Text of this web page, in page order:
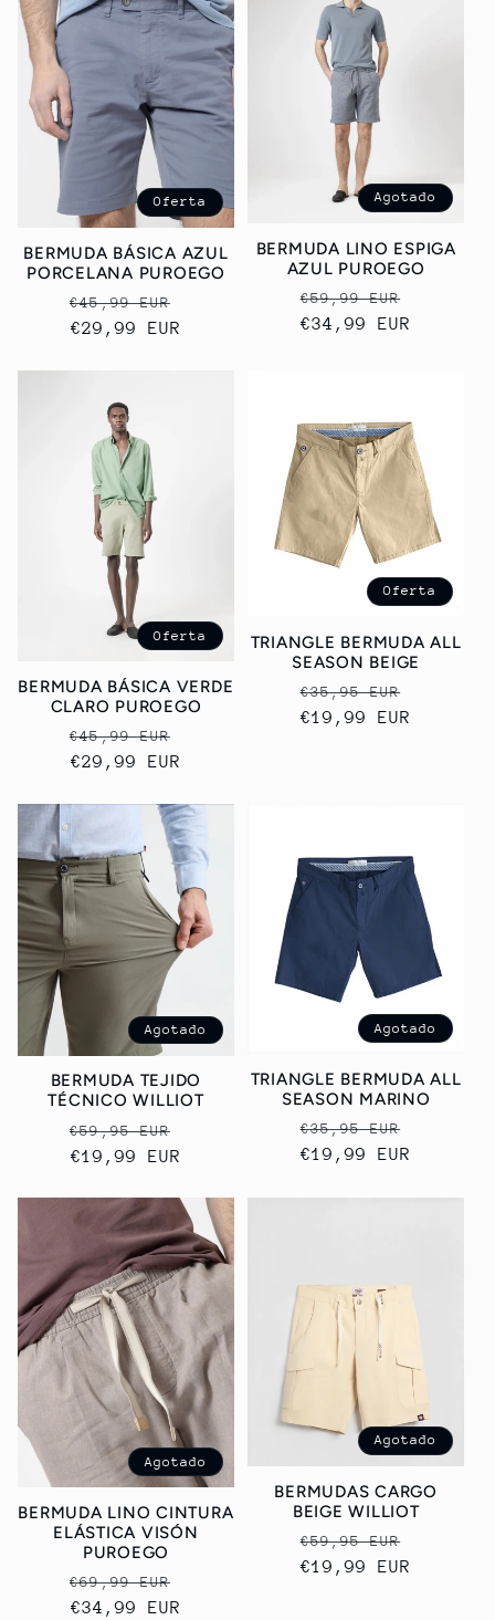
Oferta
BERMUDA BÁSICA AZUL
PORCELANA PUROEGO
Precio
habitual
€45,99 EUR
€29,99 EUR
Agotado
BERMUDA LINO ESPIGA
AZUL PUROEGO
Precio
habitual
€59,99 EUR
€34,99 EUR
Oferta
BERMUDA BÁSICA VERDE
CLARO PUROEGO
Precio
habitual
€45,99 EUR
€29,99 EUR
Oferta
TRIANGLE BERMUDA ALL
SEASON BEIGE
Precio
habitual
€35,95 EUR
€19,99 EUR
Agotado
BERMUDA TEJIDO
TÉCNICO WILLIOT
Precio
habitual
€59,95 EUR
€19,99 EUR
Agotado
TRIANGLE BERMUDA ALL
SEASON MARINO
Precio
habitual
€35,95 EUR
€19,99 EUR
Agotado
BERMUDA LINO CINTURA
ELÁSTICA VISÓN
PUROEGO
Precio
habitual
€69,99 EUR
€34,99 EUR
Agotado
BERMUDAS CARGO
BEIGE WILLIOT
Precio
habitual
€59,95 EUR
€19,99 EUR